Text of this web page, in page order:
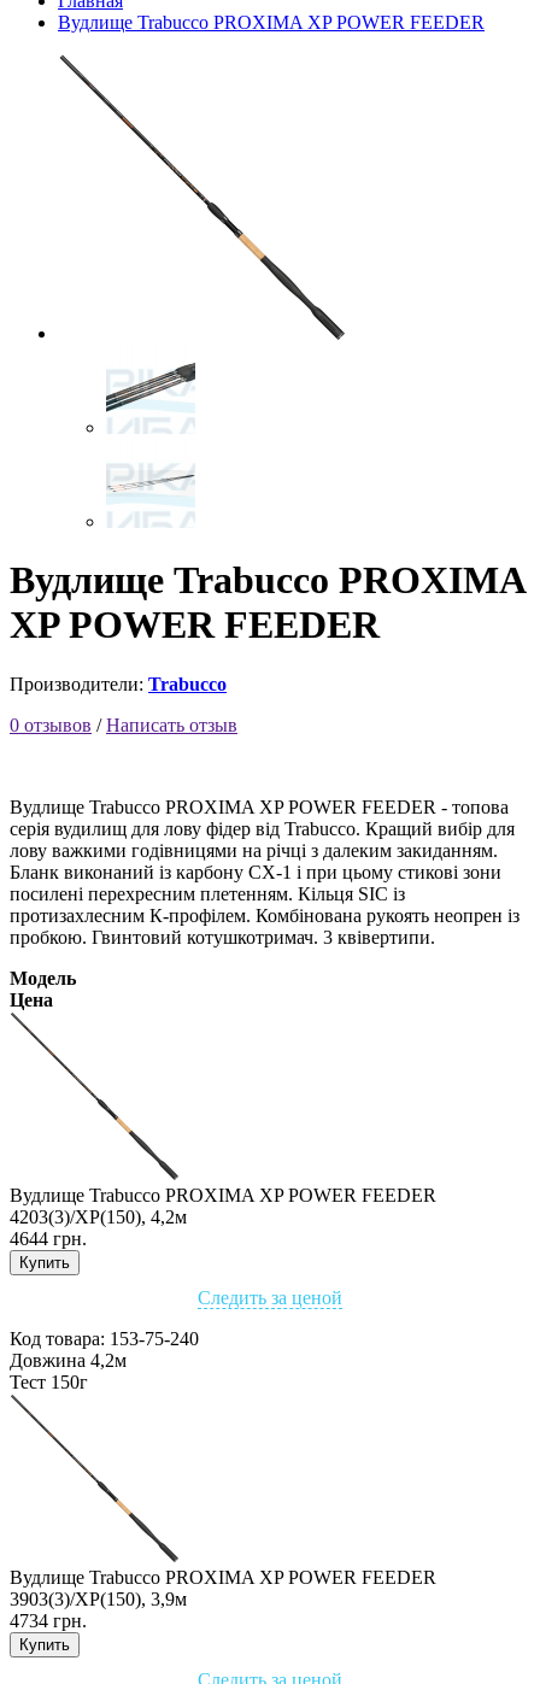
Вудлище Trabucco PROXIMA XP POWER FEEDER
Вудлище Trabucco PROXIMA
XP POWER FEEDER
Производители: Trabucco
0 отзывов /Написать отзыв
Вудлище Trabucco PROXIMA XP POWER FEEDER - топова
серія вудилищ для лову фідер від Trabucco. Кращий вибір для
лову важкими годівницями на річці з далеким закиданням.
Бланк виконаний із карбону СХ-1 і при цьому стикові зони
посилені перехресним плетенням. Кільця SIC із
протизахлесним К-профілем. Комбінована рукоять неопрен із
пробкою. Гвинтовий котушкотримач. 3 квівертипи.
Модель
Цена
Вудлище Trabucco PROXIMA XP POWER FEEDER
4203(3)/XP(150), 4,2м
4644 грн.
Купить
Следить за ценой
Код товара: 153-75-240
Довжина 4,2м
Тест 150г
Вудлище Trabucco PROXIMA XP POWER FEEDER
3903(3)/XP(150), 3,9м
4734 грн.
Купить
Следить за ценой